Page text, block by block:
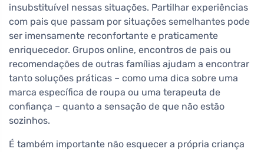
insubstituível nessas situações. Partilhar experiências
com pais que passam por situações semelhantes pode
ser imensamente reconfortante e praticamente
enriquecedor. Grupos online, encontros de pais ou
recomendações de outras famílias ajudam a encontrar
tanto soluções práticas – como uma dica sobre uma
marca específica de roupa ou uma terapeuta de
confiança – quanto a sensação de que não estão
sozinhos.
É também importante não esquecer a própria criança